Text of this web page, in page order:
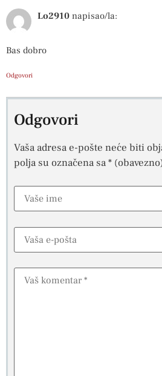
Lo2910 napisao/la:
Bas dobro
Odgovori
Odgovori
Vaša adresa e-pošte neće biti
polja su označena sa*